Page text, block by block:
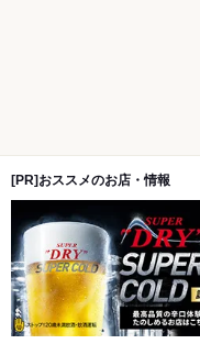
[PR]おススメのお店・情報